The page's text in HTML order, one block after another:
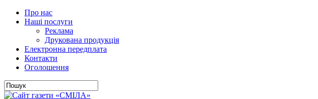
Про нас
Наші послуги
Реклама
Друкована продукція
Електронна передплата
Контакти
Оголошення